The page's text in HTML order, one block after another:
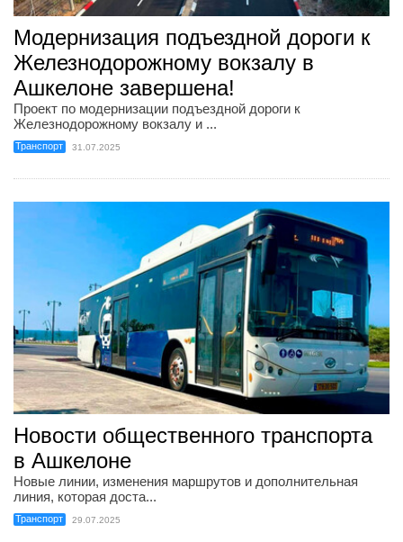
Модернизация подъездной дороги к
Железнодорожному вокзалу в
Ашкелоне завершена!
Проект по модернизации подъездной дороги к
Железнодорожному вокзалу и ...
Транспорт 31.07.2025
Новости общественного транспорта
в Ашкелоне
Новые линии, изменения маршрутов и дополнительная
линия, которая доста...
Транспорт 29.07.2025